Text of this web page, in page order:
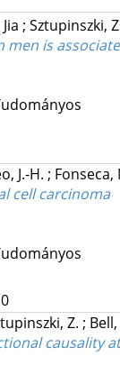
; Sztupinszki,
is
J.-H. ; Fonseca,
cell carcinoma
Z. ; Bell,
causality